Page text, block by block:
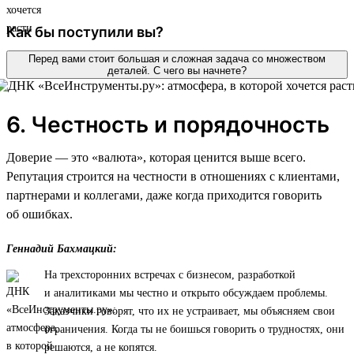
Как бы поступили вы?
Перед вами стоит большая и сложная задача со множеством
деталей. С чего вы начнете?
6. Честность и порядочность
Доверие — это «валюта», которая ценится выше всего.
Репутация строится на честности в отношениях с клиентами,
партнерами и коллегами, даже когда приходится говорить
об ошибках.
Геннадий Бахмацкий:
На трехсторонних встречах с бизнесом, разработкой
и аналитиками мы честно и открыто обсуждаем проблемы.
Заказчики говорят, что их не устраивает, мы объясняем свои
ограничения. Когда ты не боишься говорить о трудностях, они
решаются, а не копятся.